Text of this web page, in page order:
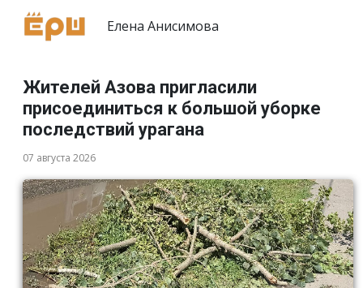
Елена Анисимова
Жителей Азова пригласили
присоединиться к большой уборке
последствий урагана
07 августа 2026